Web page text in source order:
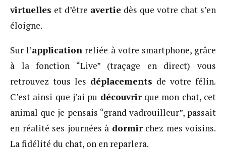
virtuelles et d’être avertie dès que votre chat s’en
éloigne.
Sur l’application reliée à votre smartphone, grâce
à la fonction “Live” (traçage en direct) vous
retrouvez tous les déplacements de votre félin.
C’est ainsi que j’ai pu découvrirque mon chat, cet
animal que je pensais “grand vadrouilleur”, passait
en réalité ses journées à dormirchez mes voisins.
La fidélité du chat, on en reparlera.